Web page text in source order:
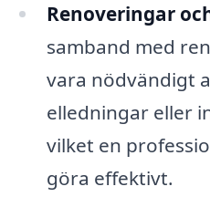
Renoveringar
samband med
vara nödvändigt
elledningar eller
vilket en
göra effektivt.